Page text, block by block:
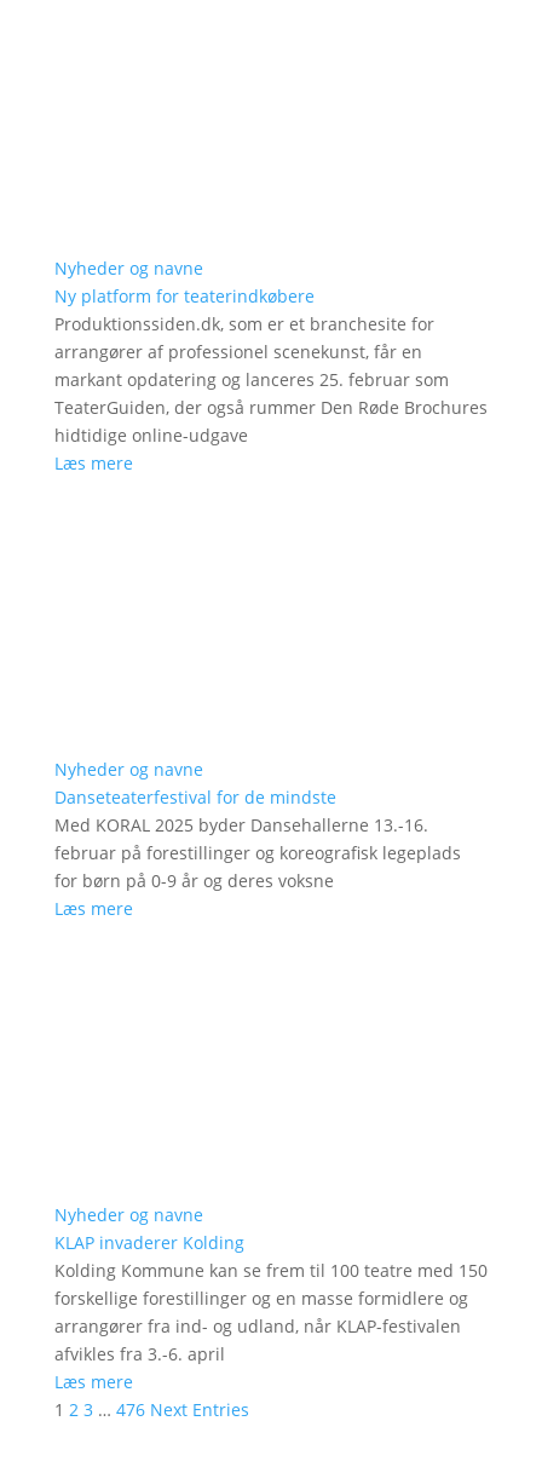
Nyheder og navne
Ny platform for teaterindkøbere
Produktionssiden.dk, som er et branchesite for
arrangører af professionel scenekunst, får en
markant opdatering og lanceres 25. februar som
TeaterGuiden, der også rummer Den Røde Brochures
hidtidige online-udgave
Læs mere
Nyheder og navne
Danseteaterfestival for de mindste
Med KORAL 2025 byder Dansehallerne 13.-16.
februar på forestillinger og koreografisk legeplads
for børn på 0-9 år og deres voksne
Læs mere
Nyheder og navne
KLAP invaderer Kolding
Kolding Kommune kan se frem til 100 teatre med 150
forskellige forestillinger og en masse formidlere og
arrangører fra ind- og udland, når KLAP-festivalen
afvikles fra 3.-6. april
Læs mere
1 2 3 … 476 Next Entries